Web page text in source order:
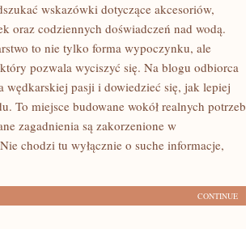
wskazówki dotyczące akcesoriów,
oraz codziennych doświadczeń nad wodą.
to nie tylko forma wypoczynku, ale
pozwala wyciszyć się. Na blogu odbiorca
wędkarskiej pasji i dowiedzieć się, jak lepiej
To miejsce budowane wokół realnych potrzeb
zagadnienia są zakorzenione w
chodzi tu wyłącznie o suche informacje,
CONTINUE